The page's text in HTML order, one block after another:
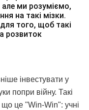
ми розуміємо,
на такі мізки.
того, щоб такі
розвиток
інвестувати у
попри війну. Такі
що це "Win-Win": учні